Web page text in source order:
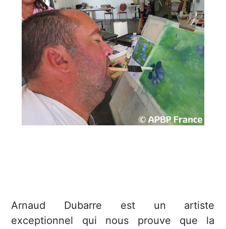
Arnaud Dubarre est un artiste
exceptionnel qui nous prouve que la